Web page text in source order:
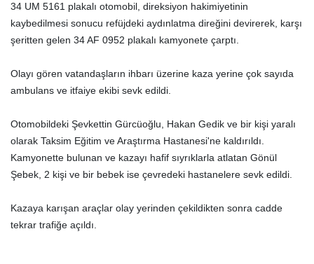
34 UM 5161 plakalı otomobil, direksiyon hakimiyetinin
kaybedilmesi sonucu refüjdeki aydınlatma direğini devirerek, karşı
şeritten gelen 34 AF 0952 plakalı kamyonete çarptı.
Olayı gören vatandaşların ihbarı üzerine kaza yerine çok sayıda
ambulans ve itfaiye ekibi sevk edildi.
Otomobildeki Şevkettin Gürcüoğlu, Hakan Gedik ve bir kişi yaralı
olarak Taksim Eğitim ve Araştırma Hastanesi'ne kaldırıldı.
Kamyonette bulunan ve kazayı hafif sıyrıklarla atlatan Gönül
Şebek, 2 kişi ve bir bebek ise çevredeki hastanelere sevk edildi.
Kazaya karışan araçlar olay yerinden çekildikten sonra cadde
tekrar trafiğe açıldı.